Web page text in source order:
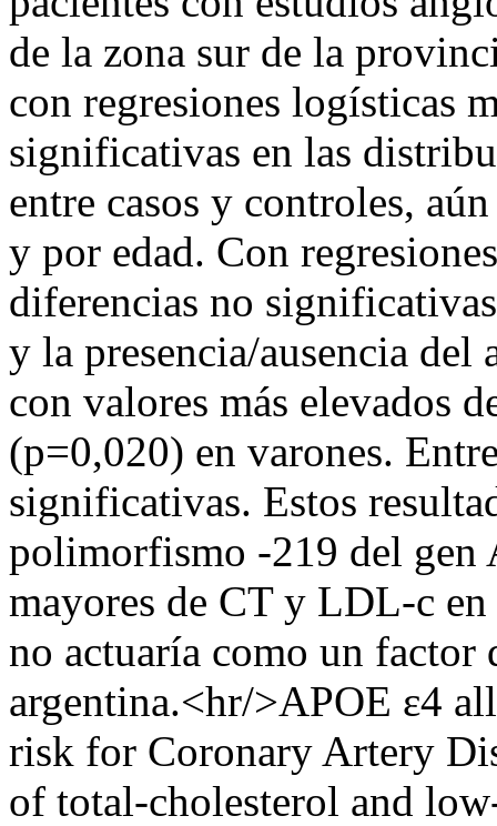
de la zona sur de la
con regresiones logísticas
significativas en las
entre casos y controles,
y por edad. Con
diferencias no
y la presencia/ausencia del
con valores más elevados
(p=0,020) en varones.
significativas. Estos
polimorfismo -219 del gen
mayores de CT y LDL-c
no actuaría como un factor
argentina.<hr/>APOE ε4
risk for Coronary Artery
of total-cholesterol and